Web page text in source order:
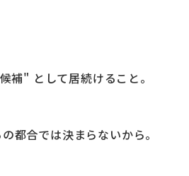
補" として居続けること。
都合では決まらないから。